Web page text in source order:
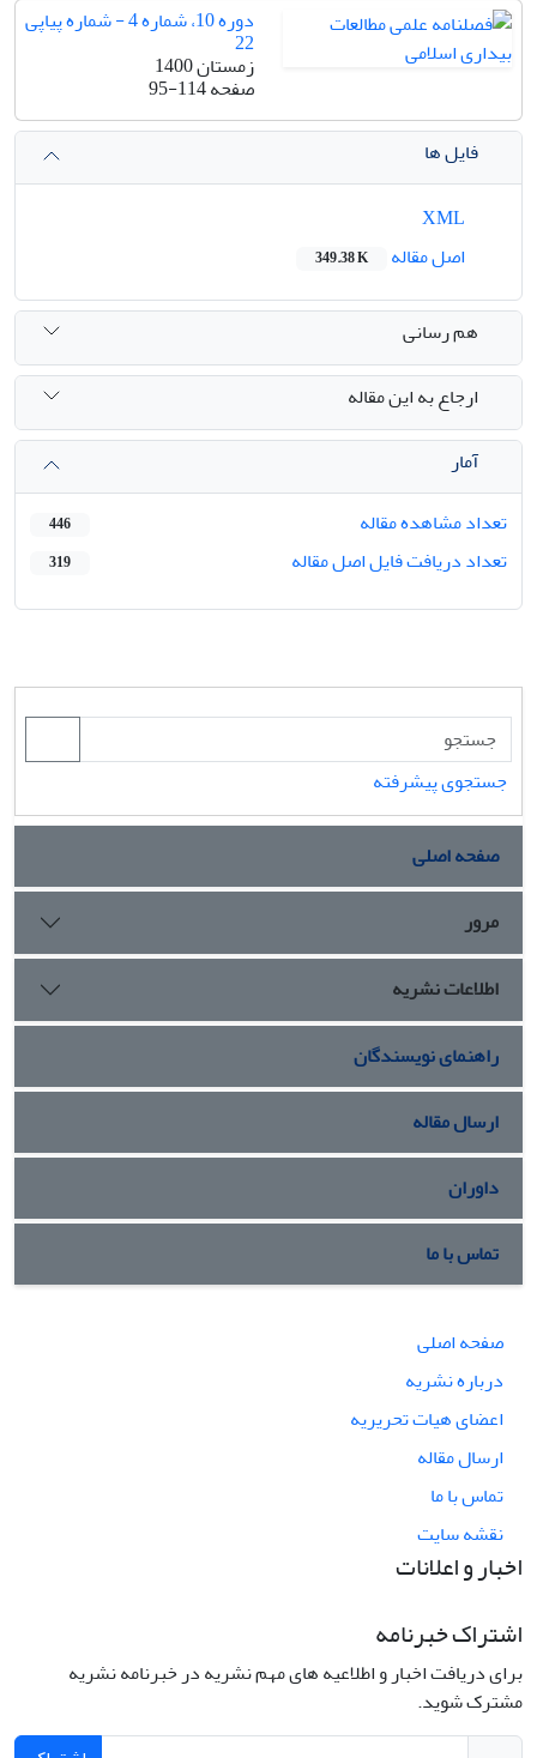
دوره 10، شماره 4 - شماره پیاپی
22
زمستان 1400
صفحه95-114
فایل ها
اصل مقاله
349.38 K
هم رسانی
ارجاع به این مقاله
آمار
تعداد مشاهده مقاله
446
تعداد دریافت فایل اصل مقاله 319
جستجوی پیشرفته
صفحه اصلی
مرور
اطلاعات نشریه
راهنمای نویسندگان
ارسال مقاله
داوران
تماس با ما
صفحه اصلی
درباره نشریه
اعضای هیات تحریریه
ارسال مقاله
تماس با ما
نقشه سایت
اخبار و اعلانات
اشتراک خبرنامه
برای دریافت اخبار و اطلاعیه های مهم نشریه در خبرنامه نشریه
مشترک شوید.